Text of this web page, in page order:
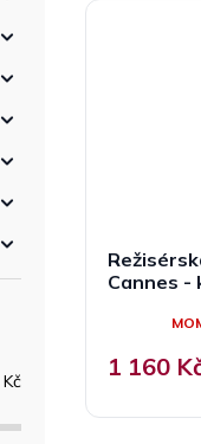
Kč
Cannes -
1 160